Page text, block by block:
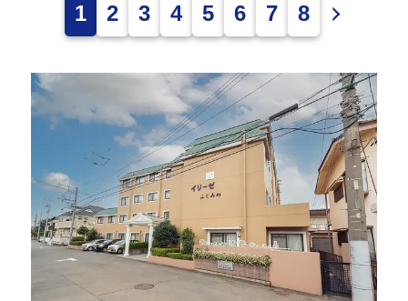
1 2 3 4 5 6 7 8